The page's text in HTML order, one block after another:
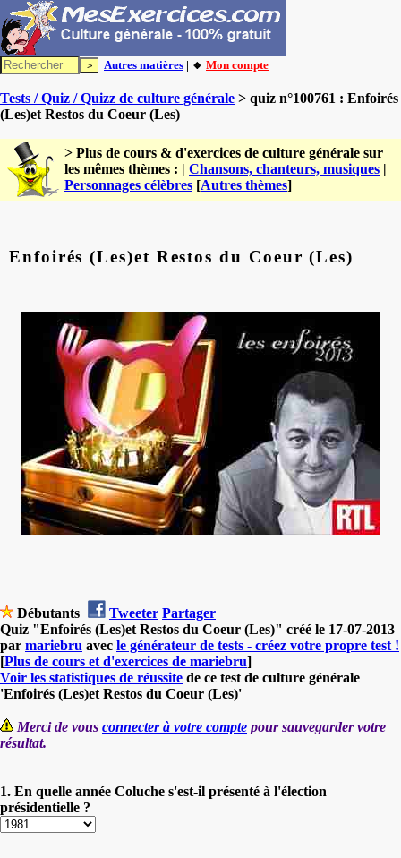
Autres matières | 🔸 Mon compte
Tests / Quiz / Quizz de culture générale > quiz n°100761 : Enfoirés
(Les)et Restos du Coeur (Les)
> Plus de cours & d'exercices de culture générale sur
les mêmes thèmes : | Chansons, chanteurs, musiques |
Personnages célèbres [Autres thèmes]
Enfoirés (Les)et Restos du Coeur (Les)
Débutants Tweeter Partager
Quiz "Enfoirés (Les)et Restos du Coeur (Les)" créé le 17-07-2013
par mariebru avec le générateur de tests - créez votre propre test !
[Plus de cours et d'exercices de mariebru]
Voir les statistiques de réussite de ce test de culture générale
'Enfoirés (Les)et Restos du Coeur (Les)'
Merci de vous connecter à votre compte pour sauvegarder votre
résultat.
1. En quelle année Coluche s'est-il présenté à l'élection
présidentielle ?